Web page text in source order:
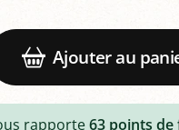
Ajouter au
rapporte63 points de